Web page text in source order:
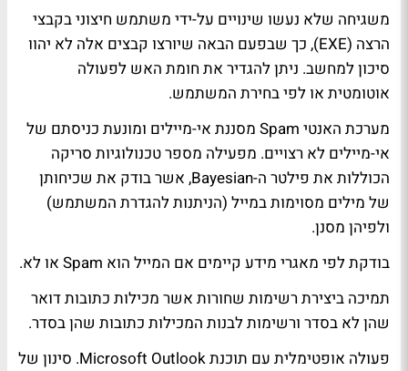
משגיחה שלא נעשו שינויים על-ידי משתמש חיצוני בקבצי
הרצה (EXE), כך שבפעם הבאה שיורצו קבצים אלה לא יהוו
סיכון למחשב. ניתן להגדיר את חומת האש לפעולה
אוטומטית או לפי בחירת המשתמש.
מערכת האנטי Spam מסננת אי-מיילים ומונעת כניסתם של
אי-מיילים לא רצויים. מפעילה מספר טכנולוגיות סריקה
הכוללות את פילטר ה-Bayesian, אשר בודק את שכיחותן
של מילים מסוימות במייל (הניתנות להגדרת המשתמש)
ולפיהן מסנן.
בודקת לפי מאגרי מידע קיימים אם המייל הוא Spam או לא.
תמיכה ביצירת רשימות שחורות אשר מכילות כתובות דואר
שהן לא בסדר ורשימות לבנות המכילות כתובות שהן בסדר.
פעולה אופטימלית עם תוכנת Microsoft Outlook. סינון של